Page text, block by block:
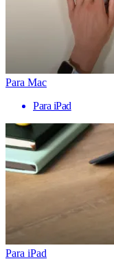
Para Mac
Para iPad
Para iPad